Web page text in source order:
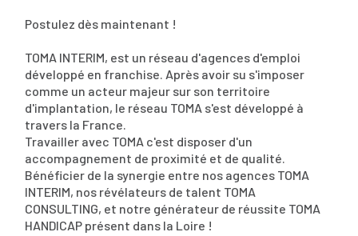
Postulez dès maintenant !
TOMA INTERIM, est un réseau d'agences d'emploi
développé en franchise. Après avoir su s'imposer
comme un acteur majeur sur son territoire
d'implantation, le réseau TOMA s'est développé à
travers la France.
Travailler avec TOMA c'est disposer d'un
accompagnement de proximité et de qualité.
Bénéficier de la synergie entre nos agences TOMA
INTERIM, nos révélateurs de talent TOMA
CONSULTING, et notre générateur de réussite TOMA
HANDICAP présent dans la Loire !